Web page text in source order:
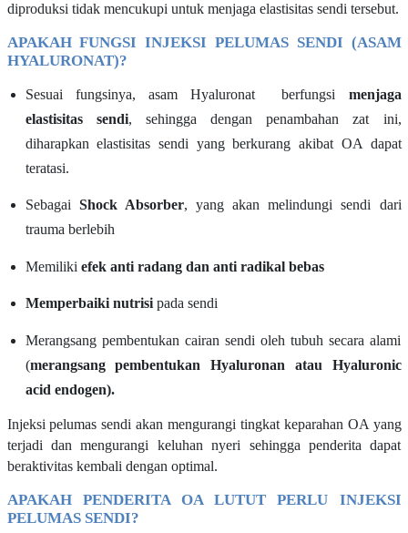
diproduksi tidak mencukupi untuk menjaga elastisitas sendi tersebut.
APAKAH FUNGSI INJEKSI PELUMASSENDI (ASAM
HYALURONAT)?
Sesuai fungsinya, asam Hyaluronat berfungsi menjaga
elastisitas sendi, sehingga dengan penambahan zat ini,
diharapkan elastisitas sendi yang berkurang akibat OA dapat
teratasi.
Sebagai Shock Absorber, yang akan melindungi sendi dari
trauma berlebih
Memiliki efek anti radangdan anti radikal bebas
Memperbaiki nutrisipada sendi
Merangsang pembentukan cairan sendi oleh tubuh secara alami
(merangsang pembentukan Hyaluronan atau Hyaluronic
acid endogen).
Injeksi pelumas sendi akan mengurangi tingkat keparahan OA yang
terjadi dan mengurangi keluhan nyeri sehingga penderita dapat
beraktivitas kembali dengan optimal.
APAKAH PENDERITA OA LUTUT PERLU INJEKSI
PELUMAS SENDI?